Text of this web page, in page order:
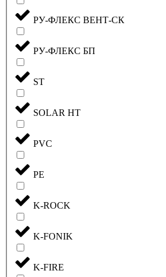
РУ-ФЛЕКС ВЕНТ-СК
РУ-ФЛЕКС БП
ST
SOLAR HT
PVC
PE
K-ROCK
K-FONIK
K-FIRE